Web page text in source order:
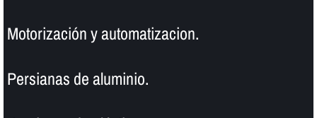
Motorización y automatizacion.
Persianas de aluminio.